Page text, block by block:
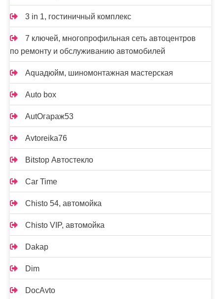
3 in 1, гостиничный комплекс
7 ключей, многопрофильная сеть автоцентров
по ремонту и обслуживанию автомобилей
Aquaдюйм, шиномонтажная мастерская
Auto box
AutOгараж53
Avtoreika76
Bitstop Автостекло
Car Time
Chisto 54, автомойка
Chisto VIP, автомойка
Dakap
Dim
DocAvto